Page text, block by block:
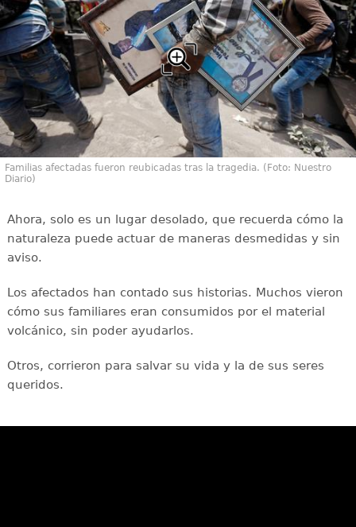
Familias afectadas fueron reubicadas tras la tragedia. (Foto: Nuestro
Diario)
Ahora, solo es un lugar desolado, que recuerda cómo la
naturaleza puede actuar de maneras desmedidas y sin
aviso.
Los afectados han contado sus historias. Muchos vieron
cómo sus familiares eran consumidos por el material
volcánico, sin poder ayudarlos.
Otros, corrieron para salvar su vida y la de sus seres
queridos.